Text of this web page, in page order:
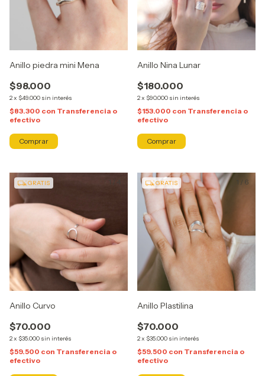
Anillo piedra mini Mena
$98.000
2x $49.000 sin interés
$83.300 con Transferencia o
efectivo
Comprar
Anillo Nina Lunar
$180.000
2x $90.000 sin interés
$153.000 con Transferencia o
efectivo
Comprar
GRATIS
Anillo Curvo
$70.000
2x $35.000 sin interés
$59.500 con Transferencia o
efectivo
/ 6
GRATIS
Anillo Plastilina
$70.000
2x $35.000 sin interés
$59.500 con Transferencia o
efectivo